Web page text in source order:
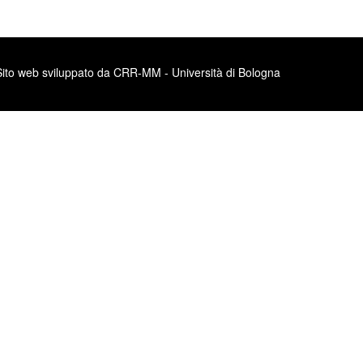
web sviluppato da CRR-MM - Università di Bologna